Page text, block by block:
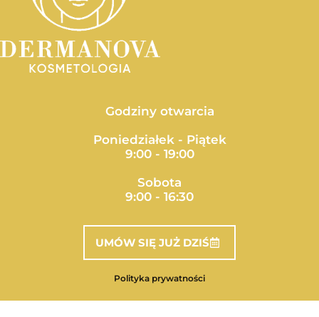
Godziny otwarcia
Poniedziałek - Piątek
9:00 - 19:00
Sobota
9:00 - 16:30
UMÓW SIĘ JUŻ DZIŚ
Polityka prywatności